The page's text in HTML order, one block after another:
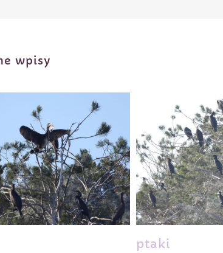
wpisy
ptaki